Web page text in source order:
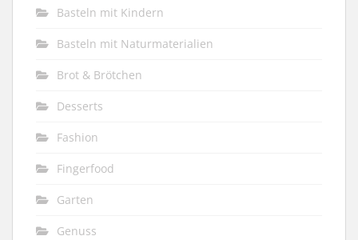
Basteln mit Kindern
Basteln mit Naturmaterialien
Brot & Brötchen
Desserts
Fashion
Fingerfood
Garten
Genuss